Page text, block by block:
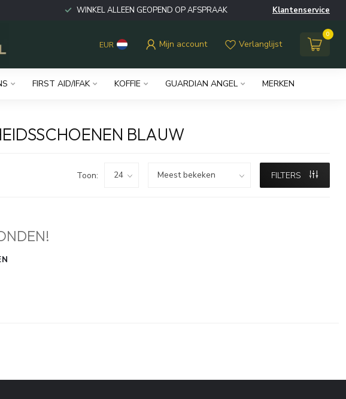
WINKEL ALLEEN GEOPEND OP AFSPRAAK Klantenservice
EUR Mijn account Verlanglijst
0
FIRST AID/IFAK KOFFIE GUARDIAN ANGEL MERKEN
BLAUW
Toon: FILTERS